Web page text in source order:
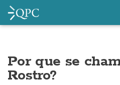
Por que se
Rostro?